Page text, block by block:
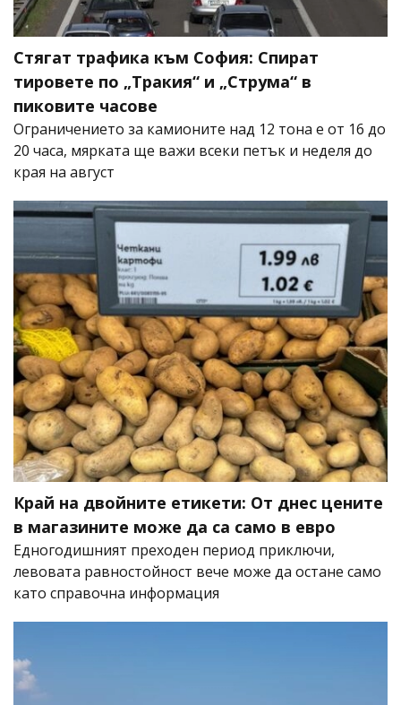
Стягат трафика към София: Спират
тировете по „Тракия“ и „Струма“ в
пиковите часове
Ограничението за камионите над 12 тона е от 16 до
20 часа, мярката ще важи всеки петък и неделя до
края на август
Край на двойните етикети: От днес цените
в магазините може да са само в евро
Едногодишният преходен период приключи,
левовата равностойност вече може да остане само
като справочна информация